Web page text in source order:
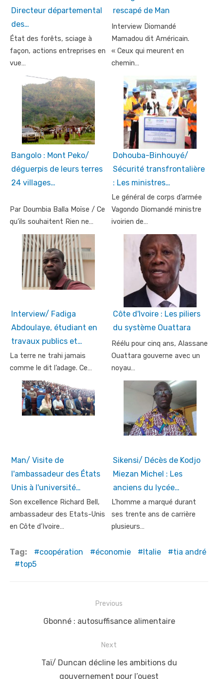
Directeur départemental
des…
État des forêts, sciage à
façon, actions entreprises en
vue…
rescapé de Man
Interview Diomandé
Mamadou dit Américain.
« Ceux qui meurent en
chemin…
Bangolo : Mont Peko/
déguerpis de leurs terres
24 villages…
Par Doumbia Balla Moïse / Ce
qu’ils souhaitent Rien ne…
Dohouba-Binhouyé/
Sécurité transfrontalière
: Les ministres…
Le général de corps d’armée
Vagondo Diomandé ministre
ivoirien de…
Interview/ Fadiga
Abdoulaye, étudiant en
travaux publics et…
La terre ne trahi jamais
comme le dit l’adage. Ce…
Côte d'Ivoire : Les piliers
du système Ouattara
Réélu pour cinq ans, Alassane
Ouattara gouverne avec un
noyau…
Man/ Visite de
l'ambassadeur des États
Unis à l'université…
Son excellence Richard Bell,
ambassadeur des Etats-Unis
en Côte d’Ivoire…
Sikensi/ Décès de Kodjo
Miezan Michel : Les
anciens du lycée…
L’homme a marqué durant
ses trente ans de carrière
plusieurs…
Tag: coopération économie Italie
tia andré
top5
navigation
Previous
Previous
Gbonné : autosuffisance alimentaire
Next
Taï/ Duncan décline les ambitions du
gouvernement pour l’ouest